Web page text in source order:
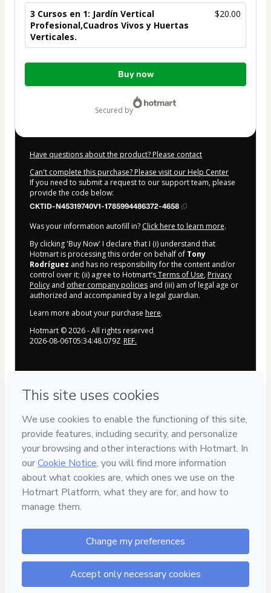
3 Cursos en 1: Jardín Vertical
Profesional,Cuadros Vivos y Huertas
Verticales.
$20.00
Total
Buy now
secured by
Have questions about the product? Please contact
Can't complete this purchase? Please visit our Help Center
If you need to submit a request to our support team, please
provide the code below:
CKTID-N45319740V1-1785994486372-4658
Was your information autofill in? Click here to learn more.
By clicking 'Buy Now' I declare that I (i) understand that
Hotmart is processing this order on behalf of Tony
Rodríguez and has no responsibility for the content and/or
control over it; (ii) agree to Hotmart’sTerms of Use, Privacy
Policy and other company policies and (iii) am of legal age or
authorized and accompanied by a legal guardian.
Learn more about your purchase here.
Hotmart ©2026- All rights reserved
2026-08-06T05:34:48.079Z REF.
Your information is 100% secure
Safe purchase
Secure and authenticated environment
Approved content
100% reviewed and approved